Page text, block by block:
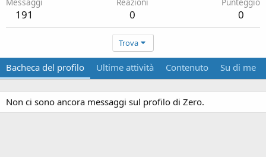
191 0 0
Trova
Bacheca del profilo Ultime attività Contenuto Su di me
Non ci sono ancora messaggi sul profilo di Zero.